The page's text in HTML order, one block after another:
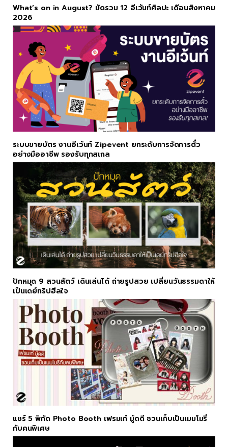
What’s on in August? มัดรวม 12 อีเว้นท์ศิลปะ เดือนสิงหาคม
2026
ระบบขายบัตร งานอีเว้นท์ Zipevent ยกระดับการจัดการตั๋ว
อย่างมืออาชีพ รองรับทุกสเกล
ปักหมุด 9 สวนสัตว์ เดินเล่นได้ ถ่ายรูปสวย เปลี่ยนวันธรรมดาให้
เป็นเดย์ทริปฮีลใจ
แชร์ 5 พิกัด Photo Booth เฟรมเก๋ มู้ดดี ชวนเก็บเป็นเมมโมรี่
กับคนพิเศษ